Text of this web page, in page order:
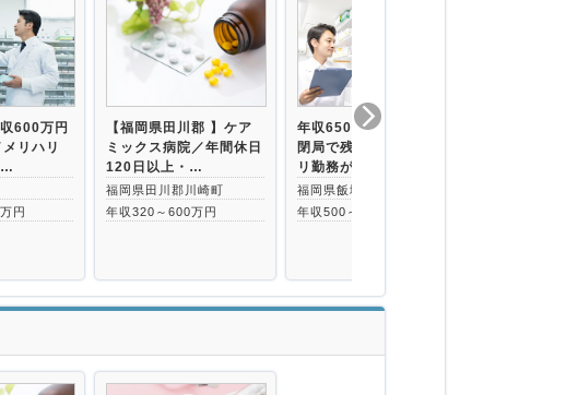
600万円
リハリ
…
円
【福岡県田川郡 】ケア
ミックス病院／年間休日
120日以上・…
福岡県田川郡川崎町
年収320～600万円
年収650万円まで★18時
閉局で残業ナシ♪メリハ
リ勤務が叶…
福岡県飯塚市
年収500～650万円